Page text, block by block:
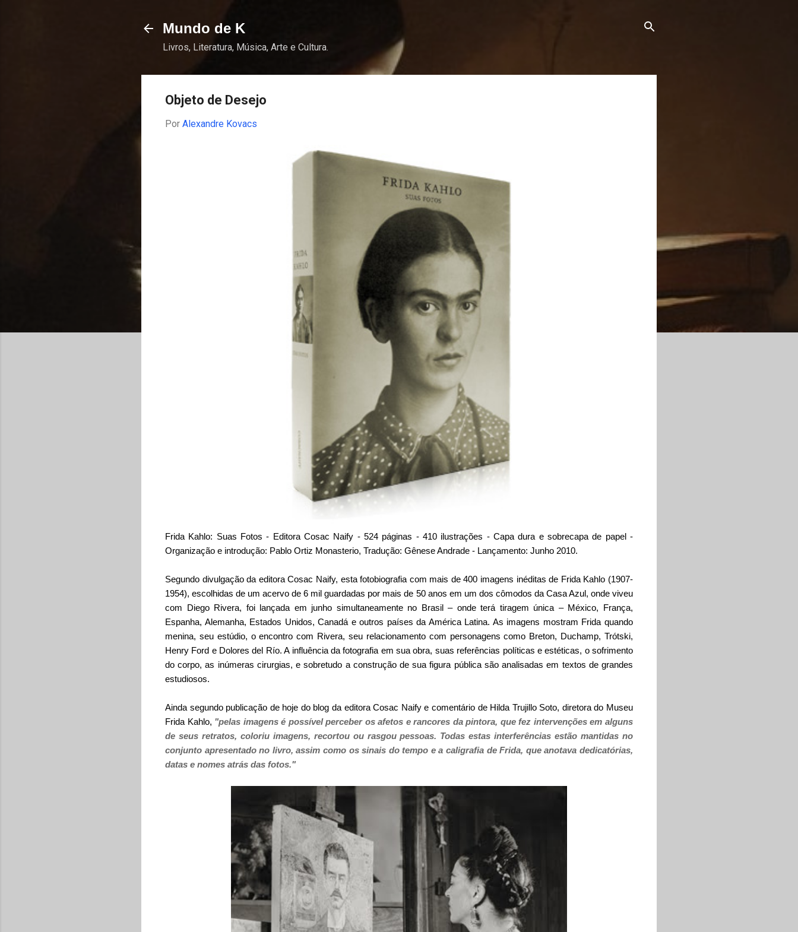
Mundo de K
Livros, Literatura, Música, Arte e Cultura.
Objeto de Desejo
Por Alexandre Kovacs
Frida Kahlo: Suas Fotos - Editora Cosac Naify - 524 páginas - 410 ilustrações - Capa dura e sobrecapa de papel -
Organização e introdução: Pablo Ortiz Monasterio, Tradução: Gênese Andrade - Lançamento: Junho 2010.
Segundo divulgação da editora Cosac Naify, esta fotobiografia com mais de 400 imagens inéditas de Frida Kahlo (1907-
1954), escolhidas de um acervo de 6 mil guardadas por mais de 50 anos em um dos cômodos da Casa Azul, onde viveu
com Diego Rivera, foi lançada em junho simultaneamente no Brasil – onde terá tiragem única – México, França,
Espanha, Alemanha, Estados Unidos, Canadá e outros países da América Latina. As imagens mostram Frida quando
menina, seu estúdio, o encontro com Rivera, seu relacionamento com personagens como Breton, Duchamp, Trótski,
Henry Ford e Dolores del Río. A influência da fotografia em sua obra, suas referências políticas e estéticas, o sofrimento
do corpo, as inúmeras cirurgias, e sobretudo a construção de sua figura pública são analisadas em textos de grandes
estudiosos.
Ainda segundo publicação de hoje do blog da editora Cosac Naifye comentário de Hilda Trujillo Soto, diretora do Museu
Frida Kahlo, "pelas imagens é possível perceber os afetos e rancores da pintora, que fez intervenções em alguns
de seus retratos, coloriu imagens, recortou ou rasgou pessoas. Todas estas interferências estão mantidas no
conjunto apresentado no livro, assim como os sinais do tempo e a caligrafia de Frida, que anotava dedicatórias,
datas e nomes atrás das fotos."